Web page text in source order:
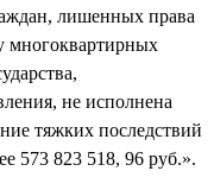
лишенных права
многоквартирных
не исполнена
тяжких последствий
573 823 518, 96 руб.».